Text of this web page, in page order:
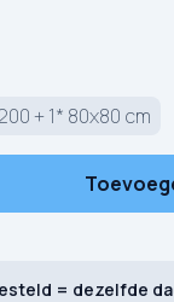
+ 1* 80x80 cm
Maritim
= dezelfde